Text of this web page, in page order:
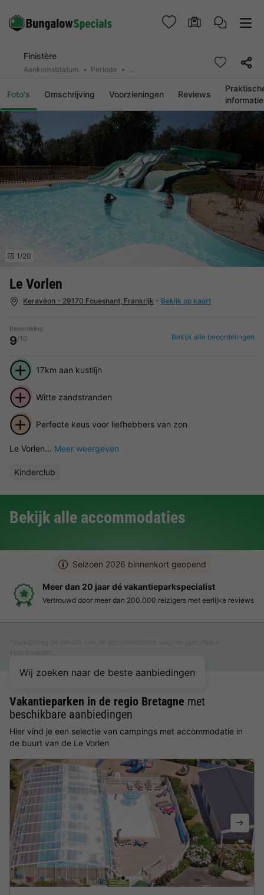
Finistère
Aankomstdatum Periode 2 personen, 0 huisdier
Foto's Omschrijving Voorzieningen Reviews
informatie
Le Vorlen
Keraveon - 29170 Fouesnant, Frankrijk - Bekijk op kaart
1/20
Beoordeling
9/10 Bekijk alle beoordelingen
17km aan kustlijn
Witte zandstranden
Perfecte keus voor liefhebbers van zon
Le Vorlen... Meer weergeven
Kinderclub
Bekijk alle accommodaties
Seizoen 2026 binnenkort geopend
Meer dan 20 jaar dé vakantieparkspecialist
Vertrouwd door meer dan 200.000 reizigers met eerlijke reviews
Wij zoeken naar de beste aanbiedingen
Vakantieparken in de regio Bretagne met
beschikbare aanbiedingen
Hier vind je een selectie van campings met accommodatie in
de buurt van de Le Vorlen